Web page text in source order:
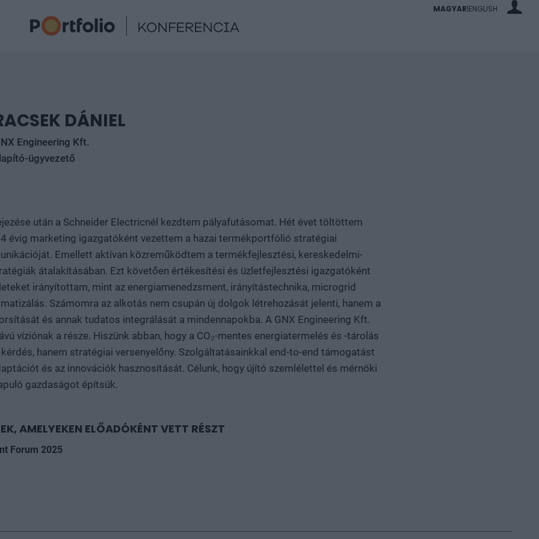
MAGYAR|ENGLISH
DÁNIEL
Engineering Kft.
ügyvezető
után a Schneider Electricnél kezdtem pályafutásomat. Hét évet töltöttem
évig marketing igazgatóként vezettem a hazai termékportfólió stratégiai
Emellett aktívan közreműködtem a termékfejlesztési, kereskedelmi-
átalakításában. Ezt követően értékesítési és üzletfejlesztési igazgatóként
irányítottam, mint az energiamenedzsment, irányítástechnika, microgrid
Számomra az alkotás nem csupán új dolgok létrehozását jelenti, hanem a
és annak tudatos integrálását a mindennapokba. A GNX Engineering Kft.
víziónak a része. Hiszünk abban, hogy a CO₂-mentes energiatermelés és -tárolás
hanem stratégiai versenyelőny. Szolgáltatásainkkal end-to-end támogatást
és az innovációk hasznosítását. Célunk, hogy újító szemlélettel és mérnöki
gazdaságot építsük.
AMELYEKEN ELŐADÓKÉNT VETT RÉSZT
Forum 2025